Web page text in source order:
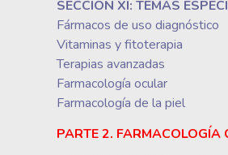
SECCIÓN XI: TEMAS
Fármacos de uso diagnóstico
Vitaminas y fitoterapia
Terapias avanzadas
Farmacología ocular
Farmacología de la piel
PARTE 2. FARMACOLOGÍA